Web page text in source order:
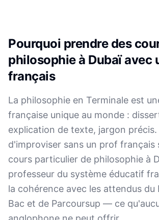
Pourquoi prendre des
philosophie à Dubaï avec
français
La philosophie en Terminale est
française unique au monde :
explication de texte, jargon précis.
d'improviser sans un prof français
cours particulier de philosophie à
professeur du système éducatif
la cohérence avec les attendus du
Bac et de Parcoursup — ce